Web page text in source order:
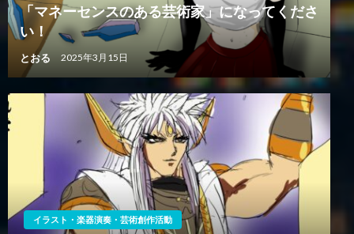
「マネーセンスのある芸術家」になってくださ
い！
とおる 2025年3月15日
イラスト・楽器演奏・芸術創作活動